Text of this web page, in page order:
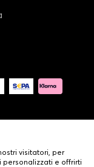
visitatori, per
personalizzati e offrirti